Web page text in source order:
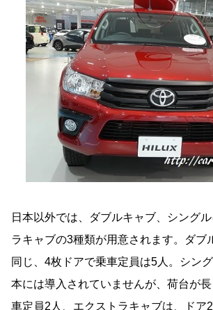
日本以外では、ダブルキャブ、シング
ラキャブの3種類が用意されます。ダブ
同じ、4枚ドアで乗車定員は5人。シン
本には導入されていませんが、荷台が
車定員2人、エクストラキャブは、ドア